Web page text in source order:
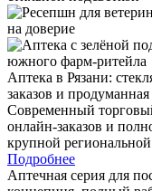
Аптека в Рязани:
заказов и
Современный
онлайн-заказов и
крупной региональной
Подробнее
Аптечная серия для